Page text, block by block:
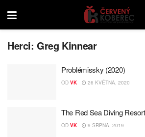
Herci:Greg Kinnear
Problémissky (2020)
OD VK 26 KVĚTNA, 2020
The Red Sea Diving
OD VK 9 SRPNA, 2019